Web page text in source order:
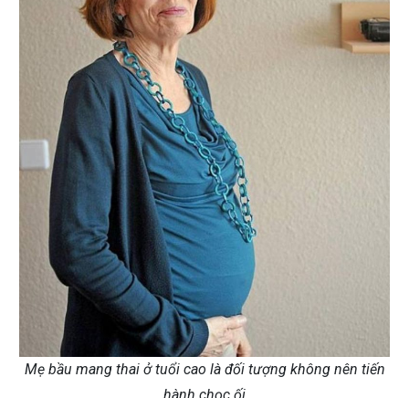
Mẹ bầu mang thai ở tuổi cao là đối tượng không nên tiến
hành chọc ối